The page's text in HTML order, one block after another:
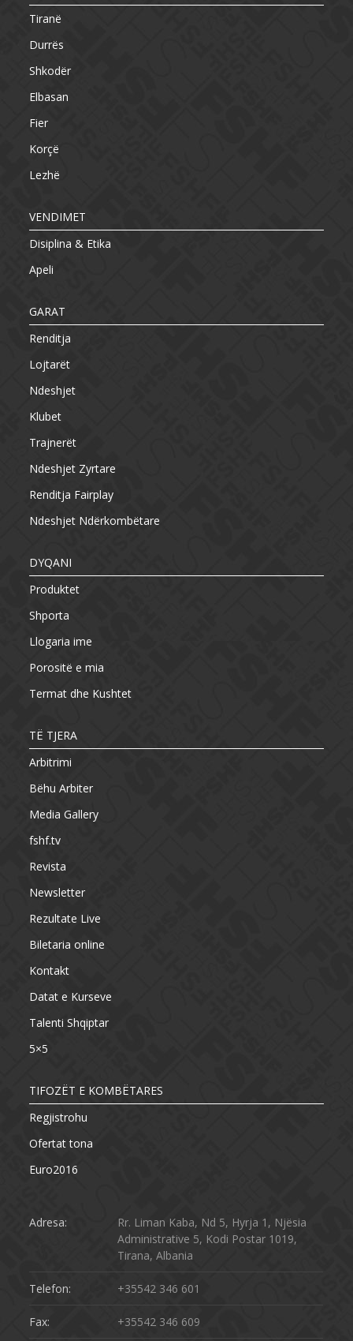
Tiranë
Durrës
Shkodër
Elbasan
Fier
Korçë
Lezhë
VENDIMET
Disiplina & Etika
Apeli
GARAT
Renditja
Lojtarët
Ndeshjet
Klubet
Trajnerët
Ndeshjet Zyrtare
Renditja Fairplay
Ndeshjet Ndërkombëtare
DYQANI
Produktet
Shporta
Llogaria ime
Porositë e mia
Termat dhe Kushtet
TË TJERA
Arbitrimi
Bëhu Arbiter
Media Gallery
fshf.tv
Revista
Newsletter
Rezultate Live
Biletaria online
Kontakt
Datat e Kurseve
Talenti Shqiptar
5×5
TIFOZËT E KOMBËTARES
Regjistrohu
Ofertat tona
Euro2016
Adresa:
Rr. Liman Kaba, Nd 5, Hyrja 1, Njësia
Administrative 5, Kodi Postar 1019,
Tirana, Albania
Telefon: +35542 346 601
Fax: +35542 346 609